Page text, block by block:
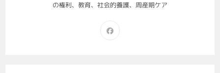
の権利、教育、社会的養護、周産期ケア